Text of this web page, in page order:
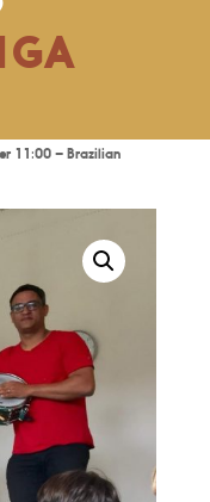
11:00 – Brazilian